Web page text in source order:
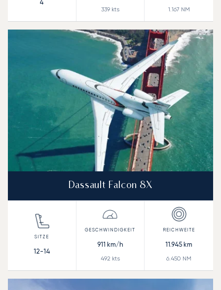
4
339kts 1.167 NM
Dassault Falcon 8X
12-14
911 km/h
492 kts
11.945 km
6.450 NM